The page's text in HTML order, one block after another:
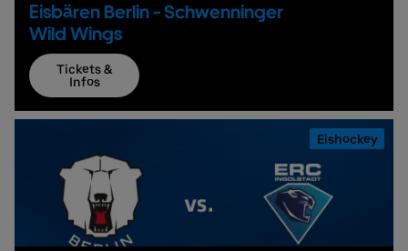
Eisbären Berlin - Schwenninger
Wild Wings
Tickets &
Infos
Eishockey